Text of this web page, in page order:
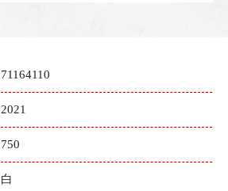
71164110
2021
750
白